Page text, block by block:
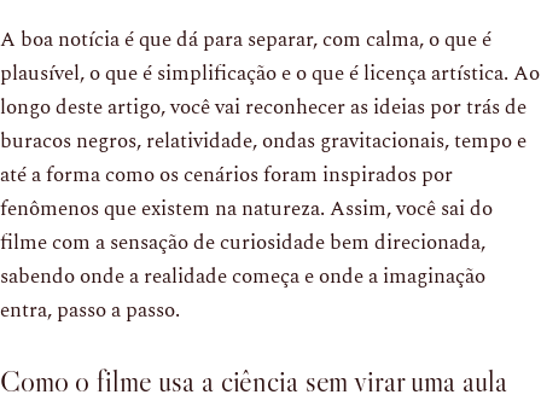
A boa notícia é que dá para separar, com calma, o que é
plausível, o que é simplificação e o que é licença artística. Ao
longo deste artigo, você vai reconhecer as ideias por trás de
buracos negros, relatividade, ondas gravitacionais, tempo e
até a forma como os cenários foram inspirados por
fenômenos que existem na natureza. Assim, você sai do
filme com a sensação de curiosidade bem direcionada,
sabendo onde a realidade começa e onde a imaginação
entra, passo a passo.
Como o filme usa a ciência sem virar uma aula